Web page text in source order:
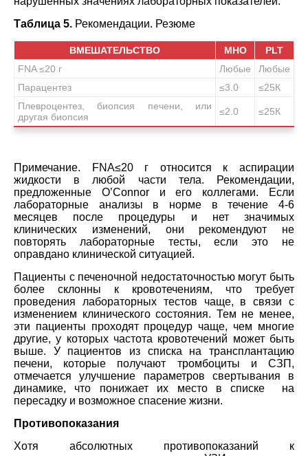
Таблица 5. Рекомендации. Резюме
ВМЕШАТЕЛЬСТВО МНО
PLT
FNA ≤20 г
Любые
Любые
Парацентез
≤3.0
≤25К
Плевроцентез, биопсия печени, или
другая биопсия
≤2.0 ≤25К
Примечание. FNA≤20 г относится к аспирации
жидкости в любой части тела. Рекомендации,
предложенные O’Connor и его коллегами. Если
лабораторные анализы в норме в течение 4-6
месяцев после процедуры и нет значимых
клинических изменений, они рекомендуют не
повторять лабораторные тесты, если это не
оправдано клинической ситуацией.
Пациенты с печеночной недостаточностью могут быть
более склонны к кровотечениям, что требует
проведения лабораторных тестов чаще, в связи с
изменением клинического состояния. Тем не менее,
эти пациенты проходят процедур чаще, чем многие
другие, у которых частота кровотечений может быть
выше. У пациентов из списка на трансплантацию
печени, которые получают тромбоциты и СЗП,
отмечается улучшение параметров свертывания в
динамике, что понижает их место в списке на
пересадку и возможное спасение жизни.
Противопоказания
Хотя абсолютных противопоказаний к